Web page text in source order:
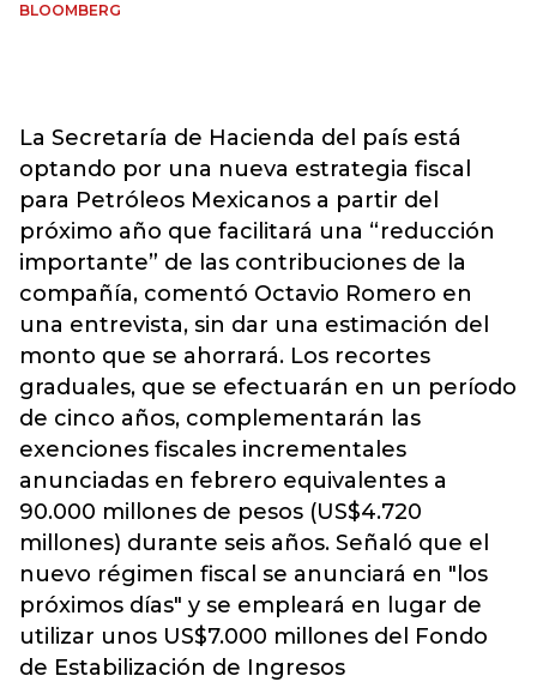
BLOOMBERG
La Secretaría de Hacienda del país está
optando por una nueva estrategia fiscal
para Petróleos Mexicanos a partir del
próximo año que facilitará una “reducción
importante” de las contribuciones de la
compañía, comentó Octavio Romero en
una entrevista, sin dar una estimación del
monto que se ahorrará. Los recortes
graduales, que se efectuarán en un período
de cinco años, complementarán las
exenciones fiscales incrementales
anunciadas en febrero equivalentes a
90.000 millones de pesos (US$4.720
millones) durante seis años. Señaló que el
nuevo régimen fiscal se anunciará en "los
próximos días" y se empleará en lugar de
utilizar unos US$7.000 millones del Fondo
de Estabilización de Ingresos